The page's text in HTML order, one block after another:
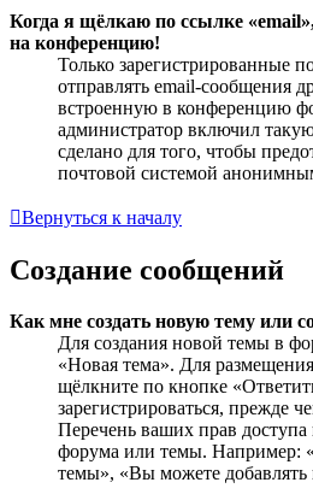
Когда я щёлкаю по ссылке
на конференцию!
Только зарегистрированные
отправлять email-сообщения
встроенную в конференцию
администратор включил
сделано для того, чтобы
почтовой системой
Вернуться к началу
Создание сообщений
Как мне создать новую тему или
Для создания новой темы в
«Новая тема». Для
щёлкните по кнопке
зарегистрироваться, прежде
Перечень ваших прав доступа
форума или темы. Например:
темы», «Вы можете добавлять